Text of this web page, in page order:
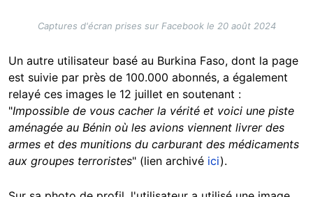
Captures d'écran prises sur Facebook le 20 août 2024
Un autre utilisateur basé au Burkina Faso, dont la page
est suivie par près de 100.000 abonnés, a également
relayé ces images le 12 juillet en soutenant :
"Impossible de vous cacher la vérité et voici une piste
aménagée au Bénin où les avions viennent livrer des
armes et des munitions du carburant des médicaments
aux groupes terroristes" (lien archivé ici).